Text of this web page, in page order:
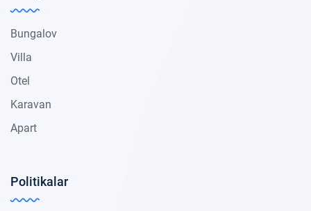
Bungalov
Villa
Otel
Karavan
Apart
Politikalar